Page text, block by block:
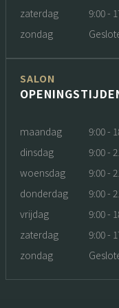
zaterdag
9:00 -
zondag
SALON
maandag
9:00 -
dinsdag
9:00 -
woensdag
9:00 -
donderdag
9:00 -
vrijdag
9:00 -
zaterdag
9:00 -
zondag